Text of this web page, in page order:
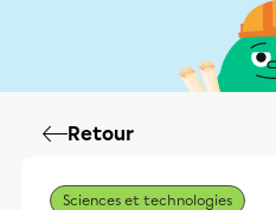
Retour
Sciences et technologies